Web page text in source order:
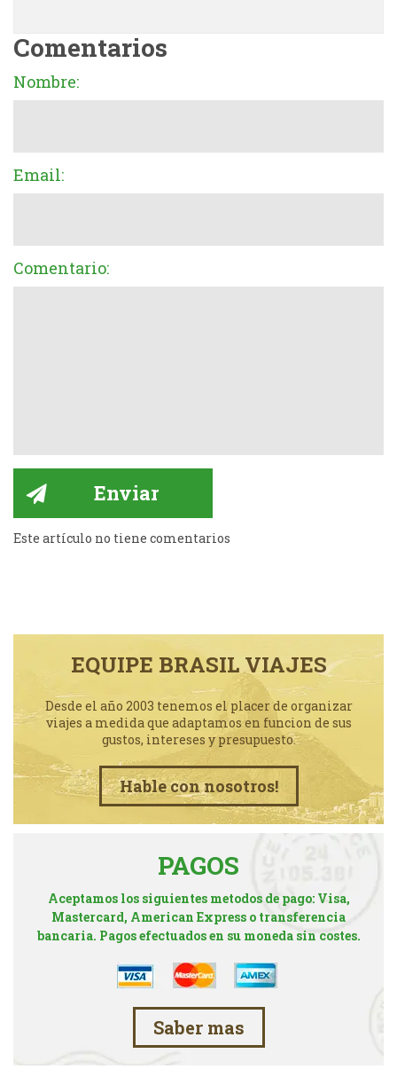
Comentarios
Nombre:
Email:
Comentario:
Este artículo no tiene comentarios
EQUIPE BRASIL VIAJES
Desde el año 2003 tenemos el placer de organizar
viajes a medida que adaptamos en funcion de sus
gustos, intereses y presupuesto.
Hable con nosotros!
PAGOS
Aceptamos los siguientes metodos de pago: Visa,
Mastercard, American Express o transferencia
bancaria. Pagos efectuados en su moneda sin costes.
Saber mas